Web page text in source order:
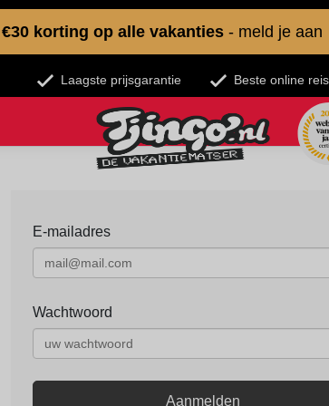
€30 korting op alle vakanties - meld je aan
Laagste prijsgarantie Beste online
E-mailadres
Wachtwoord
Aanmelden